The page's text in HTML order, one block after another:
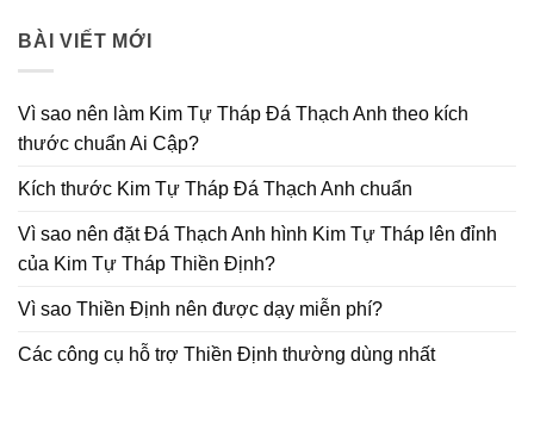
BÀI VIẾT MỚI
Vì sao nên làm Kim Tự Tháp Đá Thạch Anh theo kích
thước chuẩn Ai Cập?
Kích thước Kim Tự Tháp Đá Thạch Anh chuẩn
Vì sao nên đặt Đá Thạch Anh hình Kim Tự Tháp lên đỉnh
của Kim Tự Tháp Thiền Định?
Vì sao Thiền Định nên được dạy miễn phí?
Các công cụ hỗ trợ Thiền Định thường dùng nhất